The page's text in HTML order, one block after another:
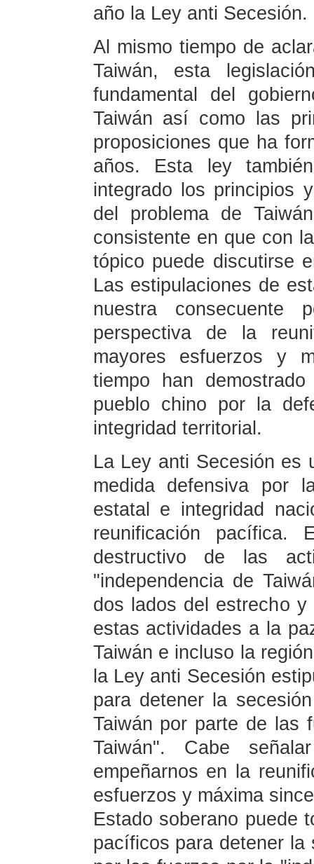
año la Ley anti Secesión.
Al mismo tiempo de
Taiwán, esta
fundamental del
Taiwán así como las
proposiciones que ha
años. Esta ley
integrado los principios
del problema de
consistente en que con
tópico puede discutirse
Las estipulaciones de
nuestra consecuente
perspectiva de la
mayores esfuerzos y
tiempo han
pueblo chino por la
integridad territorial.
La Ley anti Secesión es
medida defensiva por
estatal e integridad
reunificación pacífica.
destructivo de las
"independencia de
dos lados del estrecho
estas actividades a la
Taiwán e incluso la
la Ley anti Secesión
para detener la
Taiwán por parte de las
Taiwán". Cabe
empeñarnos en la
esfuerzos y máxima
Estado soberano puede
pacíficos para detener la